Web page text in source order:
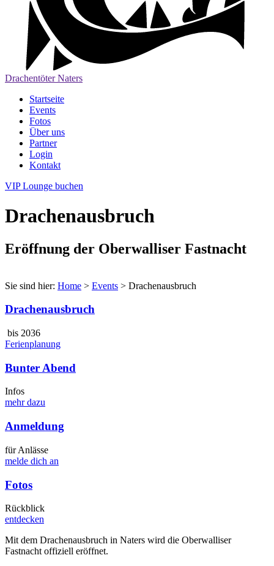
Drachentöter Naters
Startseite
Events
Fotos
Über uns
Partner
Login
Kontakt
VIP Lounge buchen
Drachenausbruch
Eröffnung der Oberwalliser Fastnacht
Sie sind hier: Home > Events > Drachenausbruch
Drachenausbruch
bis 2036
Ferienplanung
Bunter Abend
Infos
mehr dazu
Anmeldung
für Anlässe
melde dich an
Fotos
Rückblick
entdecken
Mit dem Drachenausbruch in Naters wird die Oberwalliser
Fastnacht offiziell eröffnet.